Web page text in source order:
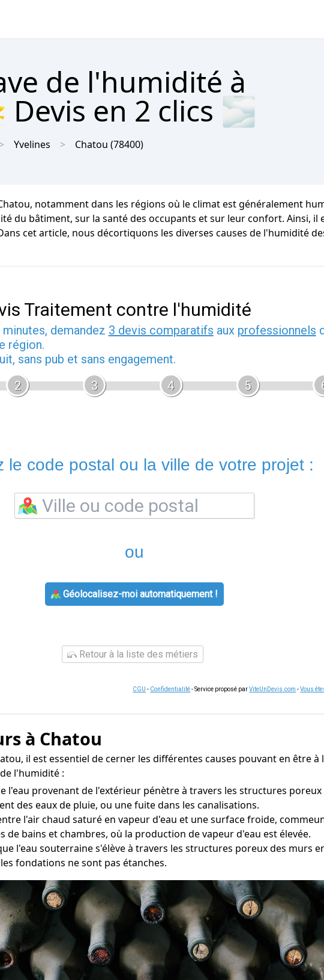
de l'humidité à
Devis en 2 clics 🌫
Yvelines Chatou (78400)
notamment dans les régions où le climat est généralement
du bâtiment, sur la santé des occupants et sur leur confort. Ainsi,
cet article, nous décortiquons les diverses causes de l'humidité
Traitement contre l'humidité
minutes, demandez 3 devis comparatifs aux professionnels
région.
sans pub et sans engagement.
2 3 4 5
le code postal ou la ville de votre projet :
ou
Géolocalisez-moi automatiquement !
Retour à la liste des métiers
CGU - Confidentialité- Service proposé parViteUnDevis.com -Vous
à Chatou
il est essentiel de cerner les différentes causes pouvant en être
l'humidité :
l'eau provenant de l'extérieur pénètre à travers les structures
des eaux de pluie, ou une fuite dans les canalisations.
l'air chaud saturé en vapeur d'eau et une surface froide,
bains et chambres, où la production de vapeur d'eau est élevée.
l'eau souterraine s'élève à travers les structures poreux des murs
fondations ne sont pas étanches.